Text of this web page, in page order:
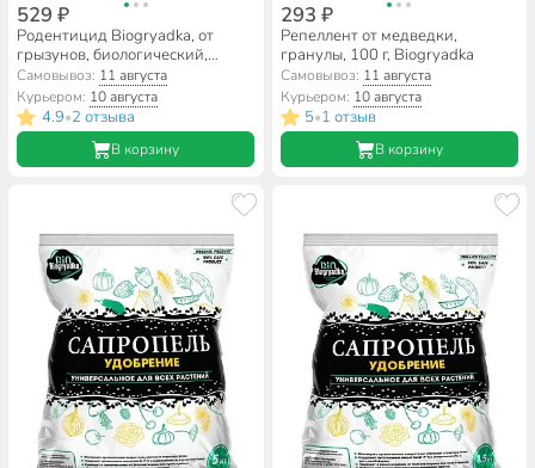
529 ₽
Родентицид Biogryadka, от
грызунов, биологический,
гранулы, 100 г
Самовывоз: 11 августа
Курьером: 10 августа
4.9•2 отзыва
В корзину
293 ₽
Репеллент от медведки,
гранулы, 100 г, Biogryadka
Самовывоз: 11 августа
Курьером: 10 августа
5•1 отзыв
В корзину